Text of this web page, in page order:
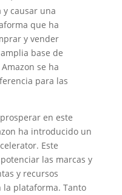
causar una
que ha
y vender
base de
se ha
para las
en este
ha introducido un
Este
las marcas y
y recursos
la plataforma. Tanto